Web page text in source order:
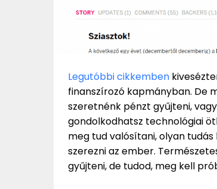
Legutóbbi cikkemben
finanszírozó kapmányban. De
szeretnénk pénzt gyűjteni,
gondolkodhatsz technológiai
meg tud valósítani, olyan
szerezni az ember.
gyűjteni, de tudod, meg kell